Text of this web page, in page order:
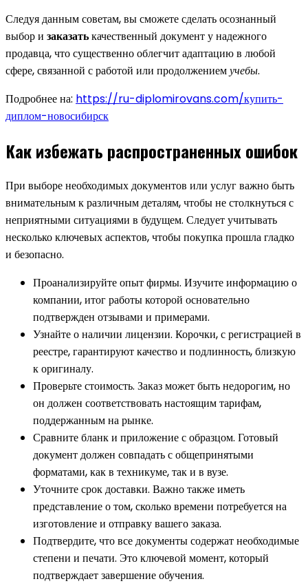
Следуя данным советам, вы сможете сделать осознанный
выбор и заказатькачественный документ у надежного
продавца, что существенно облегчит адаптацию в любой
сфере, связанной с работой или продолжениемучебы.
Подробнее на: https://ru-diplomirovans.com/купить-
диплом-новосибирск
Как избежать распространенных ошибок
При выборе необходимых документов или услуг важно быть
внимательным к различным деталям, чтобы не столкнуться с
неприятными ситуациями в будущем. Следует учитывать
несколько ключевых аспектов, чтобы покупка прошла гладко
и безопасно.
Проанализируйте опыт фирмы. Изучите информацию о
компании, итог работы которой основательно
подтвержден отзывами и примерами.
Узнайте о наличии лицензии. Корочки, с регистрацией в
реестре, гарантируют качество и подлинность, близкую
к оригиналу.
Проверьте стоимость. Заказ может быть недорогим, но
он должен соответствовать настоящим тарифам,
поддержанным на рынке.
Сравните бланк и приложение с образцом. Готовый
документ должен совпадать с общепринятыми
форматами, как в техникуме, так и в вузе.
Уточните срок доставки. Важно также иметь
представление о том, сколько времени потребуется на
изготовление и отправку вашего заказа.
Подтвердите, что все документы содержат необходимые
степени и печати. Это ключевой момент, который
подтверждает завершение обучения.